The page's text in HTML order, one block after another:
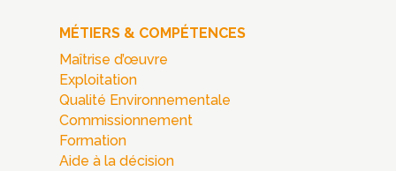
MÉTIERS & COMPÉTENCES
Maîtrise d’œuvre
Exploitation
Qualité Environnementale
Commissionnement
Formation
Aide à la décision